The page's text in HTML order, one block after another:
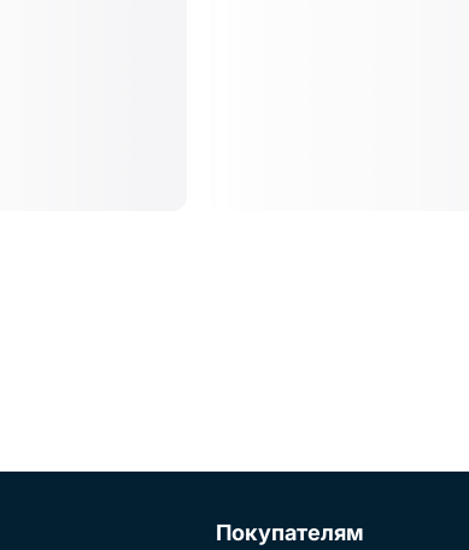
Покупателям